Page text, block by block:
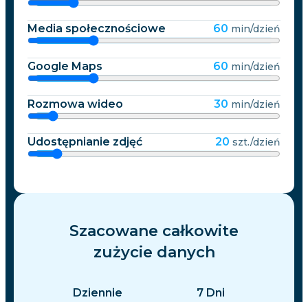
Media społecznościowe 60 min/dzień
Google Maps 60 min/dzień
Rozmowa wideo 30 min/dzień
Udostępnianie zdjęć 20 szt./dzień
Szacowane całkowite
zużycie danych
Dziennie 7 Dni